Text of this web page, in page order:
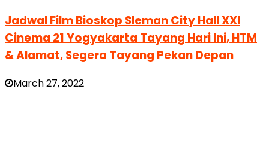
Jadwal Film Bioskop Sleman City Hall XXI
Cinema 21 Yogyakarta Tayang Hari Ini, HTM
& Alamat, Segera Tayang Pekan Depan
March 27, 2022